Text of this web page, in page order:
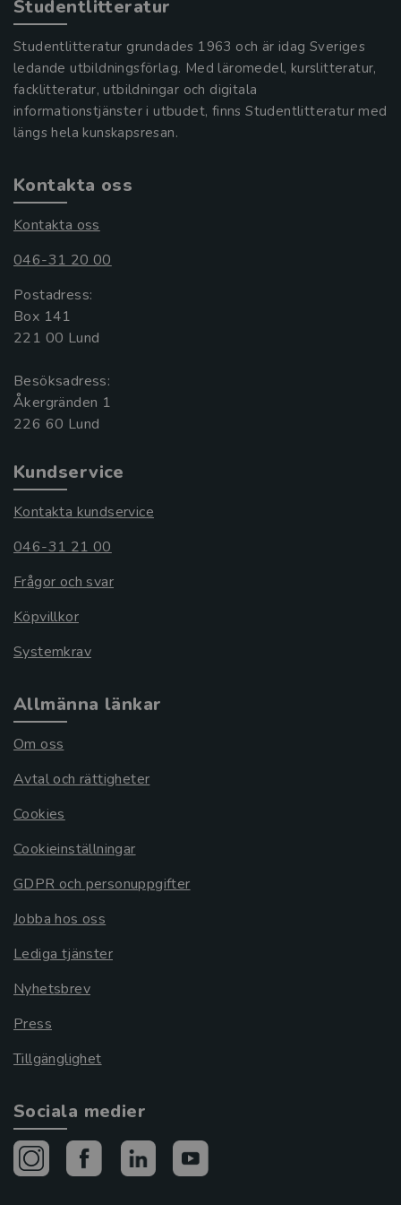
Studentlitteratur
Studentlitteratur grundades 1963 och är idag Sveriges
ledande utbildningsförlag. Med läromedel, kurslitteratur,
facklitteratur, utbildningar och digitala
informationstjänster i utbudet, finns Studentlitteratur med
längs hela kunskapsresan.
Kontakta oss
Kontakta oss
046-31 20 00
Postadress:
Box 141
221 00 Lund
Besöksadress:
Åkergränden 1
Kundservice
Kontakta kundservice
046-31 21 00
Frågor och svar
Köpvillkor
Systemkrav
Allmänna länkar
Om oss
Avtal och rättigheter
Cookies
Cookieinställningar
GDPR och personuppgifter
Jobba hos oss
Lediga tjänster
Nyhetsbrev
Press
Tillgänglighet
Sociala medier